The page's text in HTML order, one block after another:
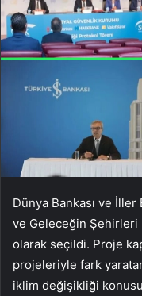
Dünya Bankası ve İller
ve Geleceğin Şehirleri
olarak seçildi. Proje
projeleriyle fark
iklim değişikliği